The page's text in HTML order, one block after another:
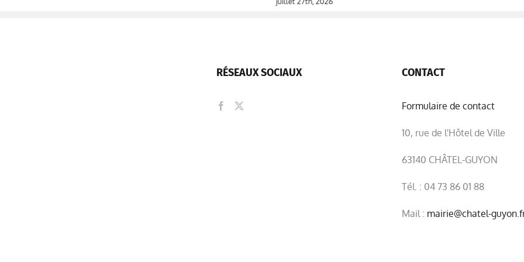
RÉSEAUX SOCIAUX CONTACT
Formulaire de contact
10, rue de l'Hôtel de Ville
63140 CHÂTEL-GUYON
Tél. : 04 73 86 01 88
Mail : mairie@chatel-